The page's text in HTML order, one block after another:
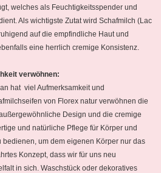
welches als Feuchtigkeitsspender und
Als wichtigste Zutat wird Schafmilch (Lac
auf die empfindliche Haut und
eine herrlich cremige Konsistenz.
verwöhnen:
hat viel Aufmerksamkeit und
von Florex natur verwöhnen die
Design und die cremige
und natürliche Pflege für Körper und
um dem eigenen Körper nur das
Konzept, dass wir für uns neu
in sich. Waschstück oder dekoratives